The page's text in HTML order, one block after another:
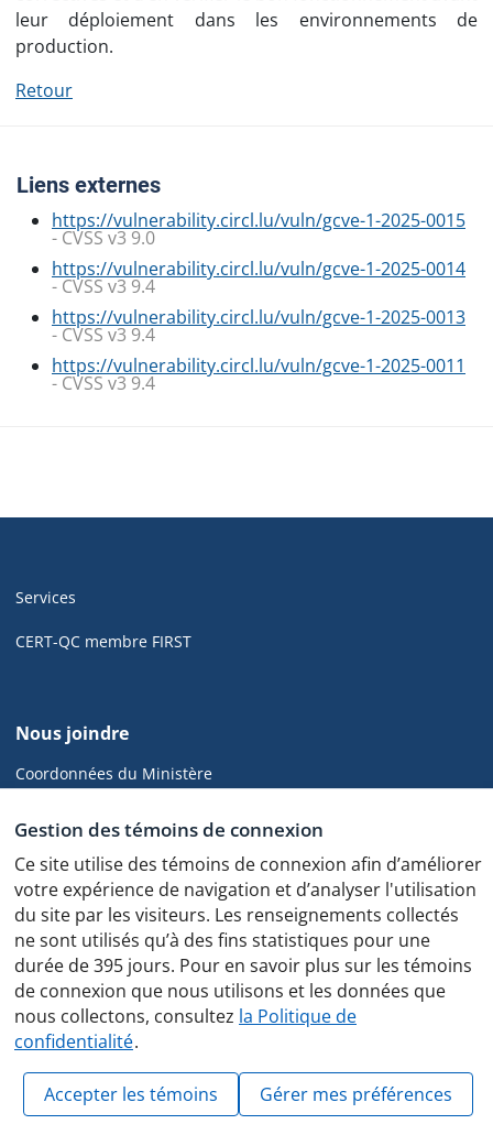
Gestion des témoins de connexion
Ce site utilise des témoins de connexion afin d’améliorer
votre expérience de navigation et d’analyser l'utilisation
du site par les visiteurs. Les renseignements collectés
ne sont utilisés qu’à des fins statistiques pour une
durée de 395 jours. Pour en savoir plus sur les témoins
de connexion que nous utilisons et les données que
nous collectons, consultez la Politique de
confidentialité.
Accepter les témoins Gérer mes préférences
leur déploiement dans les environnements de
production.
Retour
Liens externes
https://vulnerability.circl.lu/vuln/gcve-1-2025-0015
- CVSS v3 9.0
https://vulnerability.circl.lu/vuln/gcve-1-2025-0014
- CVSS v3 9.4
https://vulnerability.circl.lu/vuln/gcve-1-2025-0013
- CVSS v3 9.4
https://vulnerability.circl.lu/vuln/gcve-1-2025-0011
- CVSS v3 9.4
de
pied
de
de
cyber.gouv.qc.ca
Services
CERT-QC membre FIRST
Nous joindre
Coordonnées du Ministère
Politique de confidentialité
Protocole des feux de circulation
© Gouvernement du Québec, 2025